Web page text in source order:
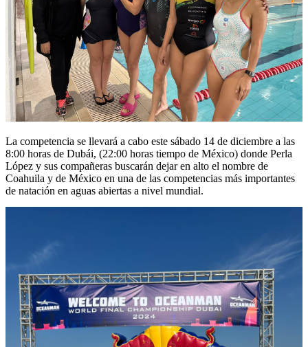
La competencia se llevará a cabo este sábado 14 de diciembre a las
8:00 horas de Dubái, (22:00 horas tiempo de México) donde Perla
López y sus compañeras buscarán dejar en alto el nombre de
Coahuila y de México en una de las competencias más importantes
de natación en aguas abiertas a nivel mundial.